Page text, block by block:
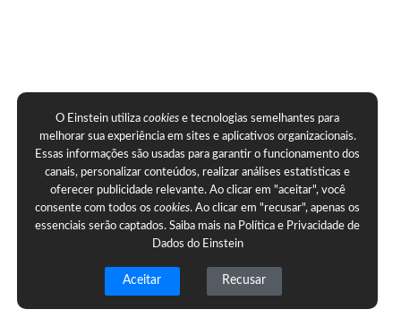
O Einstein utilizacookies e tecnologias semelhantes para
melhorar sua experiência em sites e aplicativos organizacionais.
Essas informações são usadas para garantir o funcionamento dos
canais, personalizar conteúdos, realizar análises estatísticas e
oferecer publicidade relevante. Ao clicar em "aceitar", você
consente com todos oscookies. Ao clicar em "recusar", apenas os
essenciais serão captados. Saiba mais na Política e Privacidade de
Dados do Einstein
Aceitar Recusar